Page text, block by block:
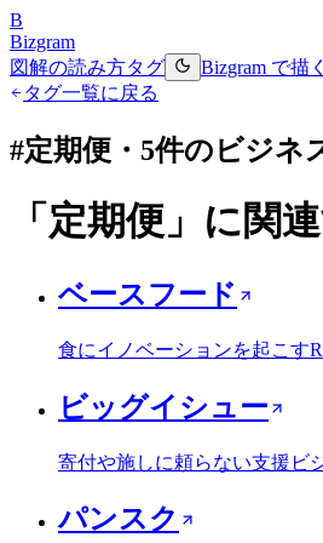
B
Bizgram
図解の読み方タグ
Bizgram で描く
タグ一覧に戻る
#定期便 ・ 5件のビジネ
「 定期便 」に関
ベースフード
食にイノベーションを起こす
ビッグイシュー
寄付や施しに頼らない支援ビ
パンスク